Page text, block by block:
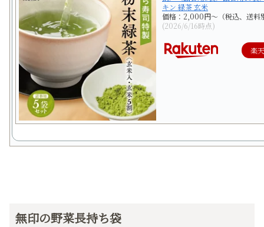
キン 緑茶 玄米
価格：2,000円～（税込、送料
(2026/6/16時点)
楽
無印の野菜長持ち袋